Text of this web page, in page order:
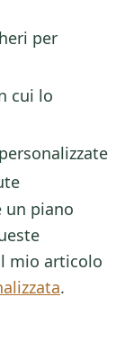
per
cui lo
un piano
mio articolo
.